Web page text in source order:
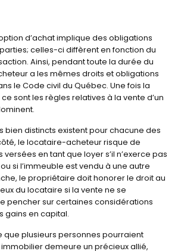
d’achat implique des obligations
celles-ci diffèrent en fonction du
Ainsi, pendant toute la durée du
a les mêmes droits et obligations
le Code civil du Québec. Une fois la
sont les règles relatives à la vente d’un
bien distincts existent pour chacune des
le locataire-acheteur risque de
en tant que loyer s’il n’exerce pas
si l’immeuble est vendu à une autre
le propriétaire doit honorer le droit au
du locataire si la vente ne se
pencher sur certaines considérations
gains en capital.
que plusieurs personnes pourraient
demeure un précieux allié,